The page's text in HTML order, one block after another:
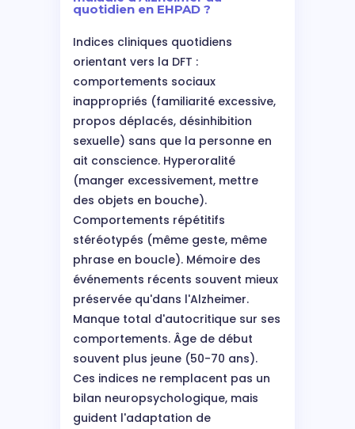
quotidien en EHPAD ?
Indices cliniques quotidiens
orientant vers la DFT :
comportements sociaux
inappropriés (familiarité excessive,
propos déplacés, désinhibition
sexuelle) sans que la personne en
ait conscience. Hyperoralité
(manger excessivement, mettre
des objets en bouche).
Comportements répétitifs
stéréotypés (même geste, même
phrase en boucle). Mémoire des
événements récents souvent mieux
préservée qu'dans l'Alzheimer.
Manque total d'autocritique sur ses
comportements. Âge de début
souvent plus jeune (50-70 ans).
Ces indices ne remplacent pas un
bilan neuropsychologique, mais
guident l'adaptation de